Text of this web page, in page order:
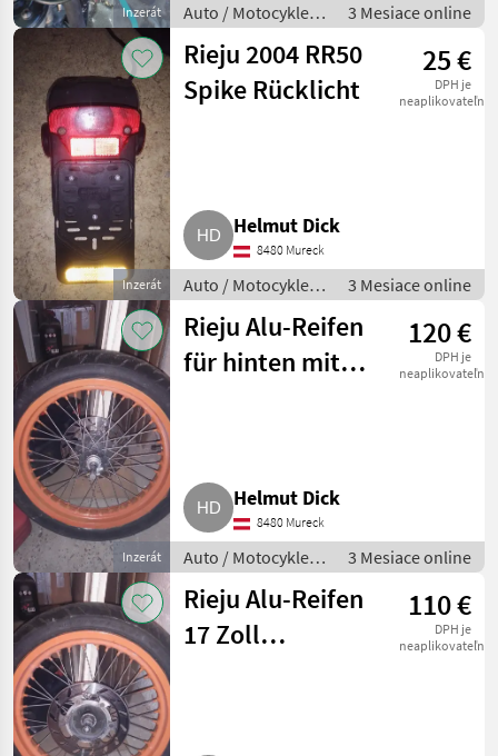
Inzerát
Auto / Motocykle /
Motorka
3 Mesiace online
Inzerát
Rieju 2004 RR50
Spike Rücklicht
25 €
DPH je
neaplikovateľné
Helmut Dick
8480 Mureck
Auto / Motocykle /
Motorka
3 Mesiace online
Inzerát
Rieju Alu-Reifen
für hinten mit
120 €
DPH je
neaplikovateľné
Helmut Dick
8480 Mureck
Auto / Motocykle /
Motorka
3 Mesiace online
Rieju Alu-Reifen
17 Zoll
110 €
DPH je
neaplikovateľné